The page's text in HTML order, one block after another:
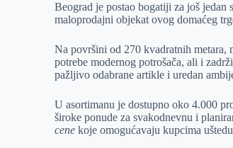
e
I
s
p
p
a
l
Beograd je postao bogatiji za još jedan
maloprodajni objekat ovog domaćeg
Na površini od 270 kvadratnih metara,
potrebe modernog potrošača, ali i
pažljivo odabrane artikle i uredan
U asortimanu je dostupno oko 4.000
široke ponude za svakodnevnu i
cene koje omogućavaju kupcima